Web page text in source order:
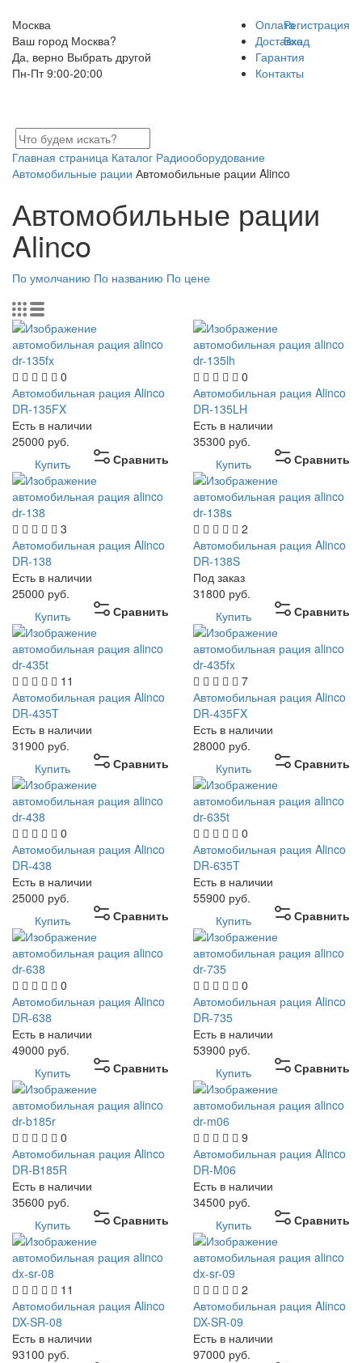
Москва
Ваш город Москва?
Да, верно Выбрать другой
Пн-Пт 9:00-20:00
Оплата
Доставка
Гарантия
Контакты
Регистрация
Вход
Главная страница Каталог Радиооборудование
Автомобильные рации Автомобильные рации Alinco
Автомобильные рации
Alinco
По умолчанию По названию По цене
0
Автомобильная рация Alinco
DR-135FX
Есть в наличии
25000 руб.
Сравнить
Купить
0
Автомобильная рация Alinco
DR-135LH
Есть в наличии
35300 руб.
Сравнить
Купить
3
Автомобильная рация Alinco
DR-138
Есть в наличии
25000 руб.
Сравнить
Купить
2
Автомобильная рация Alinco
DR-138S
Под заказ
31800 руб.
Сравнить
Купить
11
Автомобильная рация Alinco
DR-435T
Есть в наличии
31900 руб.
Сравнить
Купить
7
Автомобильная рация Alinco
DR-435FX
Есть в наличии
28000 руб.
Сравнить
Купить
0
Автомобильная рация Alinco
DR-438
Есть в наличии
25000 руб.
Сравнить
Купить
0
Автомобильная рация Alinco
DR-635T
Есть в наличии
55900 руб.
Сравнить
Купить
0
Автомобильная рация Alinco
DR-638
Есть в наличии
49000 руб.
Сравнить
Купить
0
Автомобильная рация Alinco
DR-735
Есть в наличии
53900 руб.
Сравнить
Купить
0
Автомобильная рация Alinco
DR-B185R
Есть в наличии
35600 руб.
Сравнить
Купить
9
Автомобильная рация Alinco
DR-M06
Есть в наличии
34500 руб.
Сравнить
Купить
11
Автомобильная рация Alinco
DX-SR-08
Есть в наличии
93100 руб.
2
Автомобильная рация Alinco
DX-SR-09
Есть в наличии
97000 руб.